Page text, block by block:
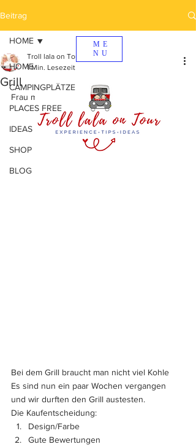
ME
NU
Beitrag
HOME
CAMPINGPLÄTZE
PLACES FREE
IDEAS
SHOP
BLOG
HOME
Grill
Troll lala on Tour
1 Min. Lesezeit
Frau mit Grill sucht "Man(n)" mit Kohle.
Bei dem Grill braucht man nicht viel Kohle
Es sind nun ein paar Wochen vergangen
und wir durften den Grill austesten.
Die Kaufentscheidung:
Design/Farbe
Gute Bewertungen